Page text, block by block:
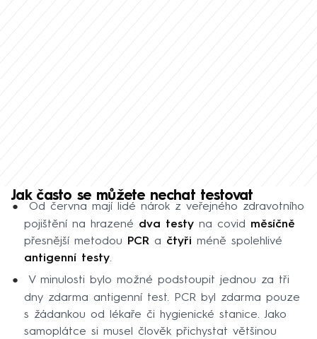
Jak často se můžete nechat testovat
Od června mají lidé nárok z veřejného zdravotního
pojištění na hrazené dva testyna covid měsíčně
přesnější metodou
PCRa čtyři méně spolehlivé
antigenní testy.
V minulosti bylo možné podstoupit jednou za tři
dny zdarma antigenní test. PCR byl zdarma pouze
s žádankou od lékaře či hygienické stanice. Jako
samoplátce si musel člověk přichystat většinou